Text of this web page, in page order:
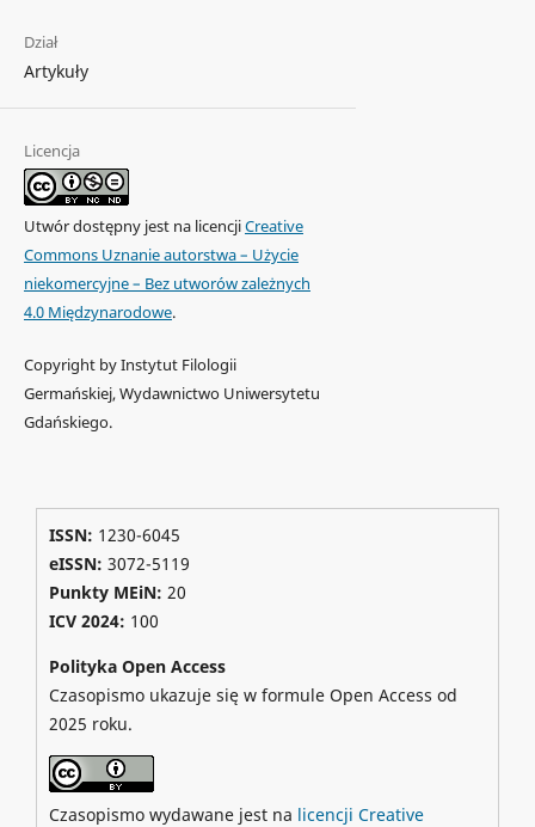
Dział
Artykuły
Licencja
Utwór dostępny jest na licencjiCreative
Commons Uznanie autorstwa – Użycie
niekomercyjne – Bez utworów zależnych
4.0 Międzynarodowe.
Copyright by Instytut Filologii
Germańskiej, Wydawnictwo Uniwersytetu
Gdańskiego.
ISSN: 1230-6045
eISSN: 3072-5119
Punkty MEiN: 20
ICV 2024: 100
Polityka Open Access
Czasopismo ukazuje się w formule Open Access od
2025 roku.
Czasopismo wydawane jest na licencji Creative